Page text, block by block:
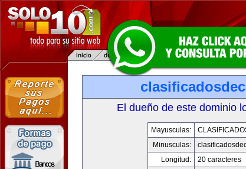
El dueño de este dominio
Mayusculas:
Minusculas:
Longitud:
20 caracteres